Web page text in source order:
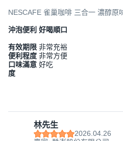
NESCAFE 雀巢咖啡 三合一 濃醇原
沖泡便利 好喝順口
有效期限 非常充裕
便利程度 非常方便
口味滿意
度
好吃
林先生
2026.04.26